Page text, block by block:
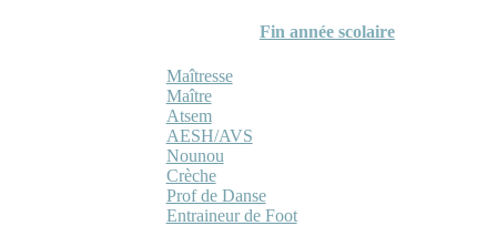
Fin année scolaire
Maîtresse
Maître
Atsem
AESH/AVS
Nounou
Crèche
Prof de Danse
Entraineur de Foot